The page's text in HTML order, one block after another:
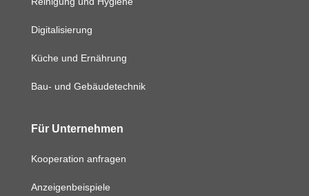
Digitalisierung
Küche und Ernährung
Bau- und Gebäudetechnik
Für Unternehmen
Kooperation anfragen
Anzeigenbeispiele